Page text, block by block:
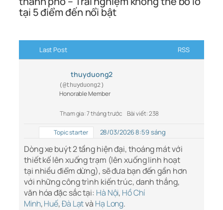
tại 5 điểm đến nổi bật
Last Post RSS
thuyduong2
(@thuyduong2)
Honorable Member
Tham gia: 7 tháng trước Bài viết: 238
Topic starter 28/03/2026 8:59 sáng
Dòng xe buýt 2 tầng hiện đại, thoáng mát với
thiết kế lên xuống trạm (lên xuống linh hoạt
tại nhiều điểm dừng), sẽ đưa bạn đến gần hơn
với những công trình kiến trúc, danh thắng,
văn hóa đặc sắc tại: Hà Nội, Hồ Chí
Minh,Huế,Đà Lạtvà Hạ Long.